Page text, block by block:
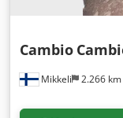
Mikkeli 2.266 km
Cambio